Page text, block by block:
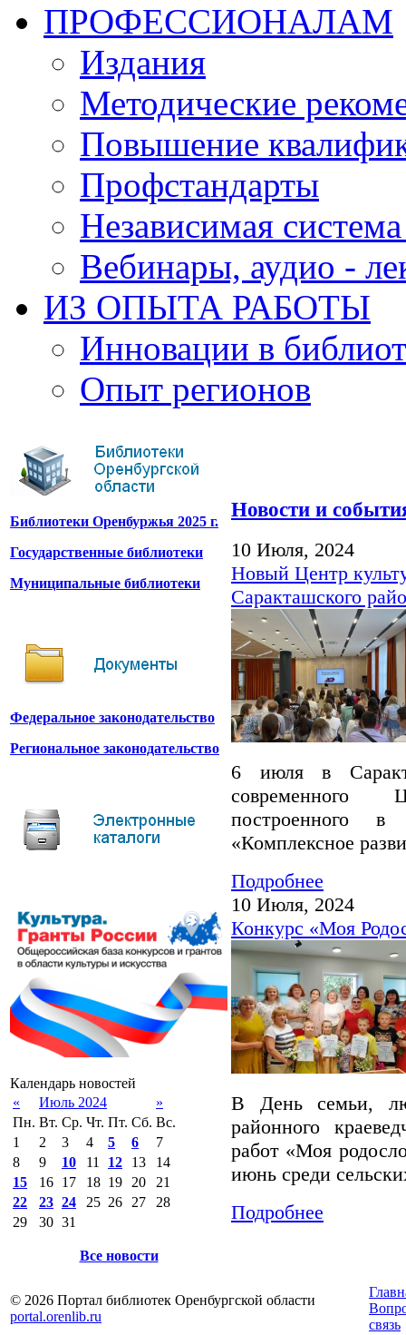
ПРОФЕССИОНАЛАМ
Издания
Методические
Повышение
Профстандарты
Независимая
Вебинары, аудио -
ИЗ ОПЫТА РАБОТЫ
Инновации в
Опыт регионов
Библиотеки Оренбуржья 2025 г.
Государственные библиотеки
Муниципальные библиотеки
Федеральное законодательство
Региональное законодательство
Календарь новостей
«
Июль 2024
»
Пн. Вт. Ср. Чт. Пт. Сб. Вс.
1
2 3 4 5 6
7
8
9 10 11 12 13
14
15
16 17 18 19 20
21
22
23 24 25 26 27
28
29
30 31
Все новости
Новости и
10 Июля, 2024
Новый Центр
Саракташского
6 июля в
современного
построенного в
«Комплексное
Подробнее
10 Июля, 2024
Конкурс «Моя
В День семьи,
районного
работ «Моя
июнь среди
Подробнее
© 2026 Портал библиотек Оренбургской области
portal.orenlib.ru
связь